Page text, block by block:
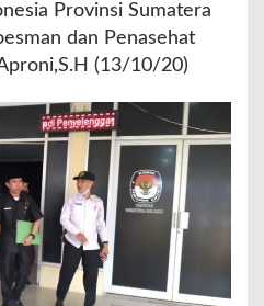
Provinsi Sumatera
dan Penasehat
(13/10/20)